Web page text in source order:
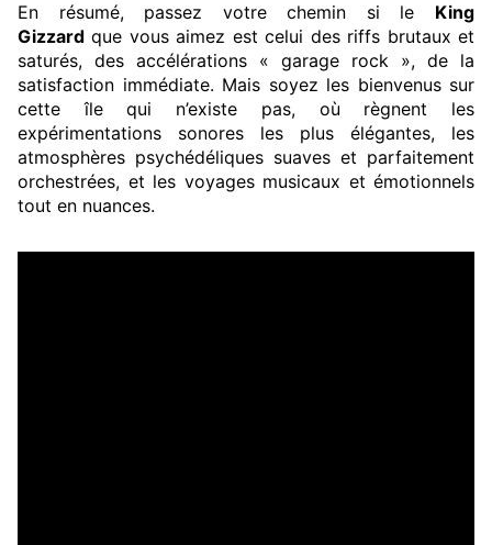
En résumé, passez votre chemin si le
King
Gizzard que vous aimez est celui des riffs brutaux et
saturés, des accélérations « garage rock », de la
satisfaction immédiate. Mais soyez les bienvenus sur
cette île qui n’existe pas, où règnent les
expérimentations sonores les plus élégantes, les
atmosphères psychédéliques suaves et parfaitement
orchestrées, et les voyages musicaux et émotionnels
tout en nuances.